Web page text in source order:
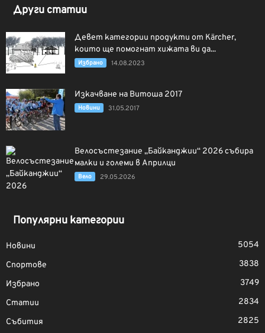
Други статии
Девет категории продукти от Kärcher,
които ще помогнат хижата ви да...
Избрано 14.08.2023
Изкачване на Витоша 2017
Новини 31.05.2017
Велосъстезание „Байканджии“ 2026 събира
малки и големи в Априлци
Вело 29.05.2026
Популярни категории
Новини
5054
Спортове
3838
Избрано
3749
Статии
2834
Събития
2825